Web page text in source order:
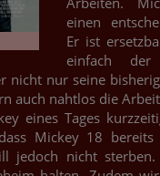
einen
Er ist
einfach
nicht nur seine
auch nahtlos die
eines Tages
Mickey 18
jedoch nicht sterben.